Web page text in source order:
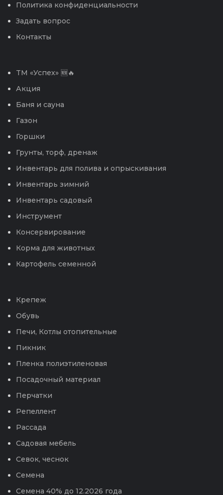
Политика конфиденциальности
Задать вопрос
Контакты
TM «Успех» 🆕🔥
Акция
Баня и сауна
Газон
Горшки
Грунты, торф, дренаж
Инвентарь для полива и опрыскивания
Инвентарь зимний
Инвентарь садовый
Инструмент
Консервирование
Корма для животных
Картофель семенной
Крепеж
Обувь
Печи, Котлы отопительные
Пикник
Пленка полиэтиленовая
Посадочный материал
Перчатки
Репеллент
Рассада
Садовая мебель
Севок, чеснок
Семена
Семена 40% до 12.2026 года